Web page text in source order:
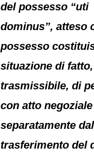
del possesso “uti
dominus”, atteso
possesso
situazione di
trasmissibile, di
con atto negoziale
separatamente dal
trasferimento del